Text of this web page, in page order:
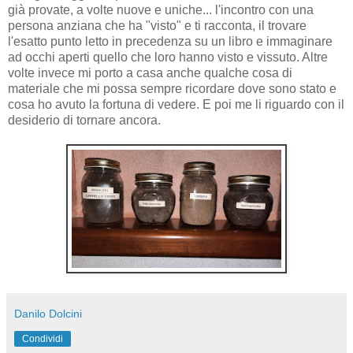
già provate, a volte nuove e uniche... l'incontro con una
persona anziana che ha "visto" e ti racconta, il trovare
l'esatto punto letto in precedenza su un libro e immaginare
ad occhi aperti quello che loro hanno visto e vissuto. Altre
volte invece mi porto a casa anche qualche cosa di
materiale che mi possa sempre ricordare dove sono stato e
cosa ho avuto la fortuna di vedere. E poi me li riguardo con il
desiderio di tornare ancora.
Danilo Dolcini
Condividi